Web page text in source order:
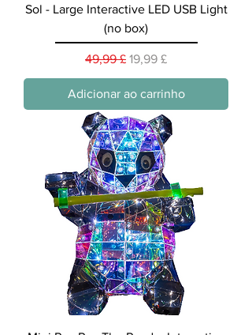
Sol - Large Interactive LED USB Light
(no box)
Preço normal
49,99 £ Preço promocional
19,99 £
Adicionar ao carrinho